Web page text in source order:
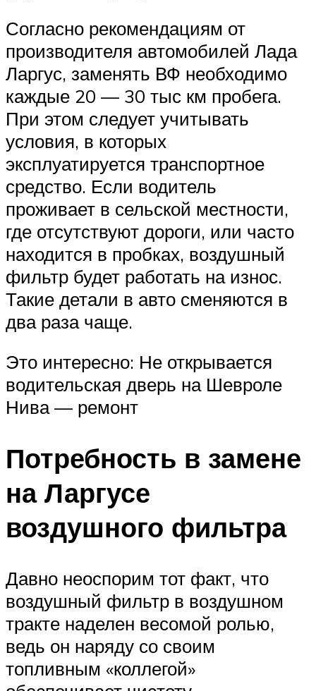
Согласно рекомендациям от
производителя автомобилей Лада
Ларгус, заменять ВФ необходимо
каждые 20 — 30 тыс км пробега.
При этом следует учитывать
условия, в которых
эксплуатируется транспортное
средство. Если водитель
проживает в сельской местности,
где отсутствуют дороги, или часто
находится в пробках, воздушный
фильтр будет работать на износ.
Такие детали в авто сменяются в
два раза чаще.
Это интересно: Не открывается
водительская дверь на Шевроле
Нива — ремонт
Потребность в замене
на Ларгусе
воздушного фильтра
Давно неоспорим тот факт, что
воздушный фильтр в воздушном
тракте наделен весомой ролью,
ведь он наряду со своим
топливным «коллегой»